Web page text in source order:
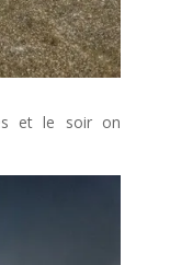
et le soir on